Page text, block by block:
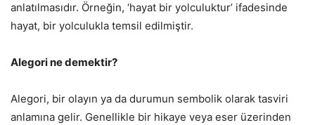
anlatılmasıdır. Örneğin, ‘hayat bir yolculuktur’ ifadesinde
hayat, bir yolculukla temsil edilmiştir.
Alegori ne demektir?
Alegori, bir olayın ya da durumun sembolik olarak tasviri
anlamına gelir. Genellikle bir hikaye veya eser üzerinden